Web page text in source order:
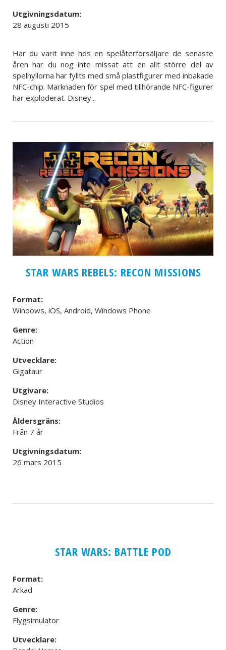
Utgivningsdatum:
28 augusti 2015
Har du varit inne hos en spelåterförsäljare de senaste
åren har du nog inte missat att en allt större del av
spelhyllorna har fyllts med små plastfigurer med inbakade
NFC-chip. Marknaden för spel med tillhörande NFC-figurer
har exploderat. Disney...
STAR WARS REBELS: RECON MISSIONS
Format:
Windows, iOS, Android, Windows Phone
Genre:
Action
Utvecklare:
Gigataur
Utgivare:
Disney Interactive Studios
Åldersgräns:
Från 7 år
Utgivningsdatum:
26 mars 2015
STAR WARS: BATTLE POD
Format:
Arkad
Genre:
Flygsimulator
Utvecklare: